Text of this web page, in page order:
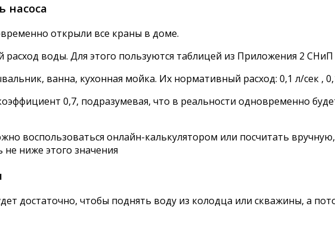
насоса
открыли все краны в доме.
воды. Для этого пользуются таблицей из Приложения 2
ванна, кухонная мойка. Их нормативный расход: 0,1 л/сек ,
0,7, подразумевая, что в реальности одновременно
воспользоваться онлайн-калькулятором или посчитать
ниже этого значения
достаточно, чтобы поднять воду из колодца или скважины, а